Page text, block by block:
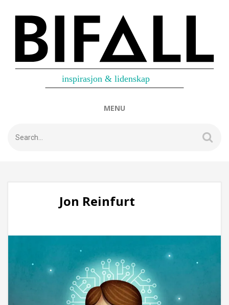
MENU
Jon Reinfurt